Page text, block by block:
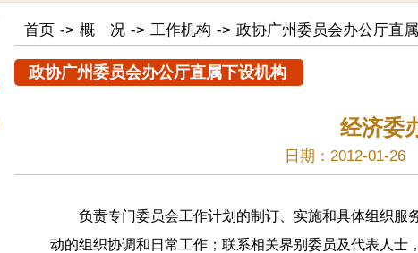
首页 -> 概 况 -> 工作机构 -> 政协广州委员会办公厅直
政协广州委员会办公厅直属下设机构
经济委
日期：2012-01-
负责专门委员会工作计划的制订、实施和具体组织服
动的组织协调和日常工作；联系相关界别委员及代表人